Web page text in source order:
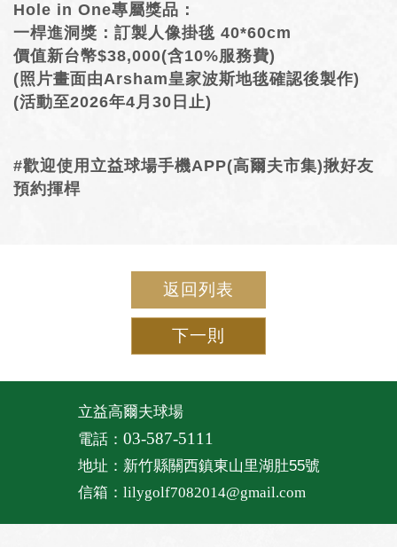
Hole in One專屬獎品：
一桿進洞獎：訂製人像掛毯 40*60cm
價值新台幣$38,000(含10%服務費)
(照片畫面由Arsham皇家波斯地毯確認後製作)
(活動至2026年4月30日止)
#歡迎使用立益球場手機APP(高爾夫市集)揪好友
預約揮桿
返回列表
下一則
立益高爾夫球場
電話： 03-587-5111
地址：新竹縣關西鎮東山里湖肚55號
信箱： lilygolf7082014@gmail.com